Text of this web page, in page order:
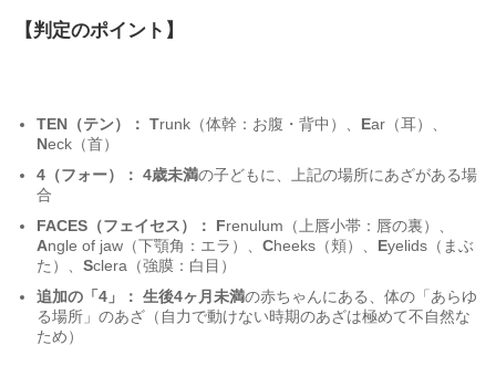
【判定のポイント】
TEN（テン）： Trunk（体幹：お腹・背中）、 Ear（耳）、
Neck（首）
4（フォー）： 4歳未満の子どもに、上記の場所にあざがある場
合
FACES（フェイセス）：
Frenulum（上唇小帯：唇の裏）、
Angle of jaw（下顎角：エラ）、Cheeks（頬）、 Eyelids（まぶ
た）、Sclera（強膜：白目）
追加の「4」： 生後4ヶ月未満の赤ちゃんにある、体の「あらゆ
る場所」のあざ（自力で動けない時期のあざは極めて不自然な
ため）